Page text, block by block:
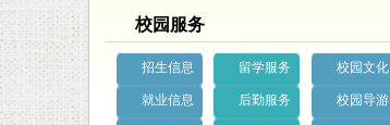
校园服务
招生信息 留学服务 校园文化
就业信息 后勤服务 校园导游